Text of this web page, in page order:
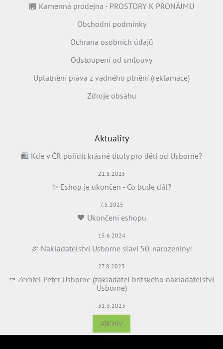
🏪 Kamenná prodejna - PROSTORY K PRONÁJMU
Obchodní podmínky
Ochrana osobních údajů
Odstoupení od smlouvy
Uplatnění práva z vadného plnění (reklamace)
Zdroje obsahu
Aktuality
🛍️ Kde v ČR pořídit krásné tituly pro děti od Usborne?
21.5.2025
✨ Eshop je ukončen - Co bude dál?
7.5.2025
🖤 Ukončení eshopu
15.6.2024
🎉 Nakladatelství Usborne slaví 50. narozeniny!
27.8.2023
⚰️ Zemřel Peter Usborne (zakladatel britského nakladatelství
Usborne)
31.3.2023
ARCHIV